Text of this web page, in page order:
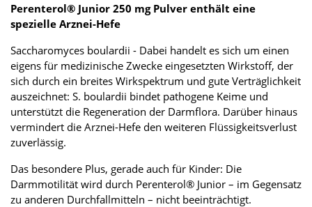
Perenterol® Junior 250 mg Pulver enthält eine
spezielle Arznei-Hefe
Saccharomyces boulardii - Dabei handelt es sich um einen
eigens für medizinische Zwecke eingesetzten Wirkstoff, der
sich durch ein breites Wirkspektrum und gute Verträglichkeit
auszeichnet: S. boulardii bindet pathogene Keime und
unterstützt die Regeneration der Darmflora. Darüber hinaus
vermindert die Arznei-Hefe den weiteren Flüssigkeitsverlust
zuverlässig.
Das besondere Plus, gerade auch für Kinder: Die
Darmmotilität wird durch Perenterol® Junior – im Gegensatz
zu anderen Durchfallmitteln – nicht beeinträchtigt.